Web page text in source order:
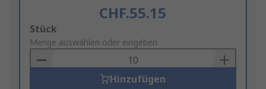
CHF.55.15
Add
to
Basket
Stück
Menge auswählen oder eingeben
Hinzufügen